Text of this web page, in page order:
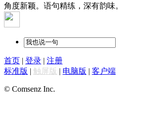
角度新颖。语句精练，深有韵味。
首页 | 登录 | 注册
标准版 | 触屏版 | 电脑版 | 客户端
© Comsenz Inc.